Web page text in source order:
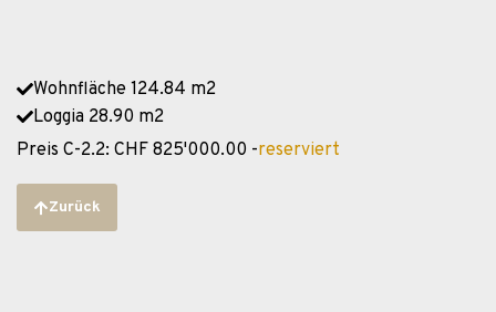
Wohnfläche 124.84 m2
Loggia 28.90 m2
Preis C-2.2: CHF 825'000.00 -reserviert
Zurück